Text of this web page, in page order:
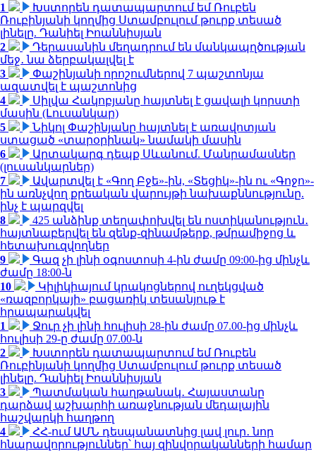
1
Խստորեն դատապարտում եմ Ռուբեն
Ռուբինյանի կողմից Ստամբուլում թուրք տեսած
լինելը. Դանիել Իոաննիսյան
2
Դերասանին մեղադրում են մանկապղծության
մեջ․ նա ձերբակալվել է
3
Փաշինյանի որոշումներով 7 պաշտոնյա
ազատվել է պաշտոնից
4
Սիլվա Հակոբյանը հայտնել է ցավալի կորստի
մասին (Լուսանկար)
5
Նիկոլ Փաշինյանը հայտնել է առավոտյան
ստացած «տարօրինակ» նամակի մասին
6
Արտակարգ դեպք Սևանում. Մանրամասներ
(լուսանկարներ)
7
Ավարտվել է «Գող Բջե»-ին, «Տեցիկ»-ին ու «Գոջո»-
ին առնչվող քրեական վարույթի նախաքննությունը.
ինչ է պարզվել
8
425 անձինք տեղափոխվել են ոստիկանություն․
հայտնաբերվել են զենք-զինամթերք, թմրամիջոց և
հետախուզվողներ
9
Գազ չի լինի օգոստոսի 4-ին ժամը 09:00-ից մինչև
ժամը 18:00-ն
10
Կիլիկիայում կրակոցներով ուղեկցված
«ռազբորկայի» բացառիկ տեսանյութ է
հրապարակվել
1
Ջուր չի լինի հուլիսի 28-ին ժամը 07.00-ից մինչև
հուլիսի 29-ը ժամը 07.00-ն
2
Խստորեն դատապարտում եմ Ռուբեն
Ռուբինյանի կողմից Ստամբուլում թուրք տեսած
լինելը. Դանիել Իոաննիսյան
3
Պատմական հաղթանակ․ Հայաստանը
դարձավ աշխարհի առաջնության մեդալային
հաշվարկի հաղթող
4
ՀՀ-ում ԱՄՆ դեսպանատնից լավ լուր․ նոր
հնարավորություններ՝ հայ զինվորականների համար